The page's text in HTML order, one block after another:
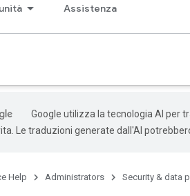
Assistenza
Google utilizza la tecnologia AI per
Le traduzioni generate dall'AI
Help Administrators Security & data